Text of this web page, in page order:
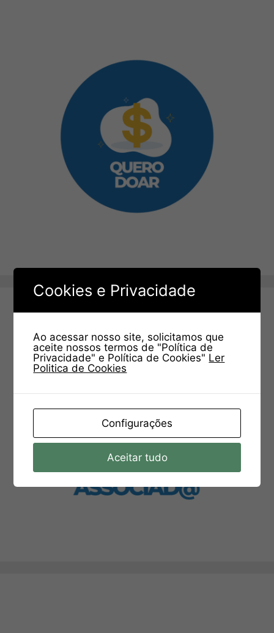
Cookies e Privacidade
Ao acessar nosso site, solicitamos que
aceite nossos termos de "Política de
Privacidade" e Política de Cookies" Ler
Politica de Cookies
Configurações
Aceitar tudo